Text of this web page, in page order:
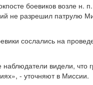
боевиков возле н.
не разрешил патрулю
сослались на
видели, что
- уточняют в Миссии.